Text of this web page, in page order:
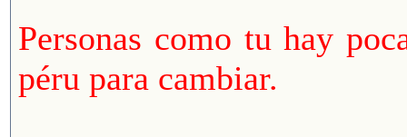
Personas como tu hay
péru para cambiar.